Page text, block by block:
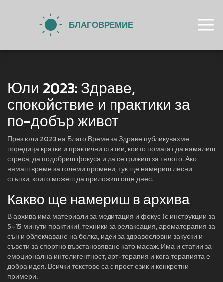
Юли 2023: Здраве,
спокойствие и практики за
по-добър живот
През юли 2023 на Благо Време за Здраве публикувахме
поредица кратки и практични статии, които помагат да намалиш
стреса, да подобриш фокуса и да се грижиш за тялото. Ако
нямаш време за големи промени, тук ще намериш лесни
стъпки, които можеш да приложиш още днес.
Какво ще намериш в архива
В архива има материали за медитация и фокус (с инструкции за
5–15 минути практики), техники за релаксация, ароматерапия за
сън и облекчаване на болка, идеи за здравословни закуски и
съвети за спортно възстановяване като масаж. Има и статии за
емоционална интелигентност, арт-терапия и кога терапията е
добра идея. Всички текстове са с прост език и конкретни
примери.